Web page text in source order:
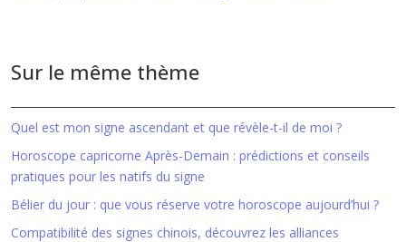
Sur le même thème
Quel est mon signe ascendant et que révèle-t-il de moi ?
Horoscope capricorne Après-Demain : prédictions et conseils
pratiques pour les natifs du signe
Bélier du jour : que vous réserve votre horoscope aujourd’hui ?
Compatibilité des signes chinois, découvrez les alliances